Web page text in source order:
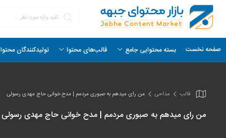
صفحه نخست بسته محتوایی جامع قالب‌های محتوا تولیدکنندگان محتوا
قالب مداحی من رای میدهم به صبوری مردمم | مدح خوانی حاج مهدی رسولی
من رای میدهم به صبوری مردمم | مدح خوانی حاج مهدی رسولی